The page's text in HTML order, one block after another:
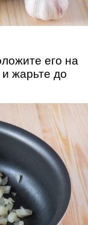
его на
жарьте до